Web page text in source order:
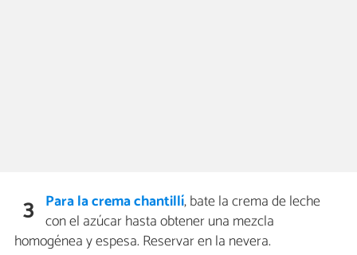
3 Para la crema chantillí, bate la crema de leche
con el azúcar hasta obtener una mezcla
homogénea y espesa. Reservar en la nevera.